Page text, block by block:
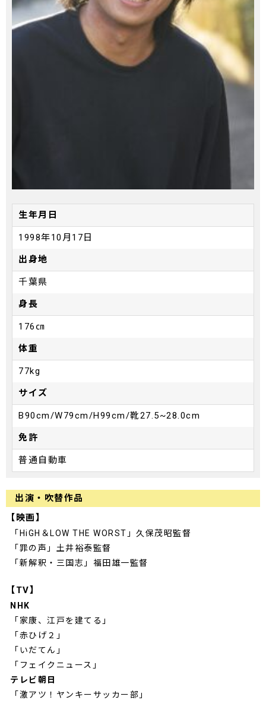
生年月日
1998年10月17日
出身地
千葉県
身長
176㎝
体重
77kg
サイズ
B90cm/W79cm/H99cm/靴27.5~28.0cm
免許
普通自動車
出演・吹替作品
【映画】
「HiGH＆LOW THE WORST」久保茂昭監督
「罪の声」土井裕泰監督
「新解釈・三国志」福田雄一監督
【TV】
NHK
「家康、江戸を建てる」
「赤ひげ２」
「いだてん」
「フェイクニュース」
テレビ朝日
「激アツ！ヤンキーサッカー部」